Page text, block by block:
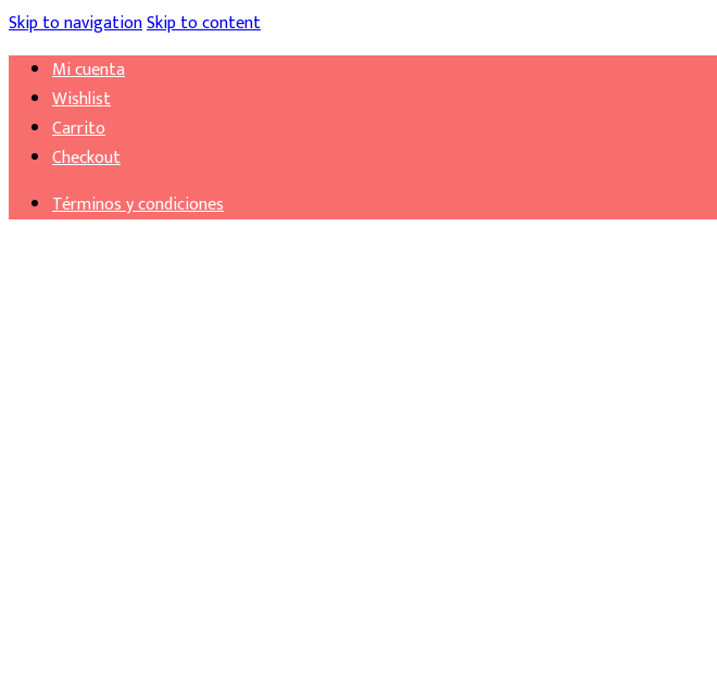
Skip to navigationSkip to content
Mi cuenta
Wishlist
Carrito
Checkout
Términos y condiciones